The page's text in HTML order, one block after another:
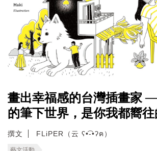
畫出幸福感的台灣插畫家
的筆下世界，是你我都嚮
撰文 FLiPER（云 ʕ•͡-•ʔฅ）